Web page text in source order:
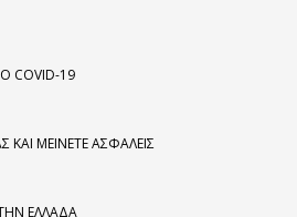
COVID-19
ΜΕΊΝΕΤΕ ΑΣΦΑΛΕΊΣ
ΕΛΛΆΔΑ